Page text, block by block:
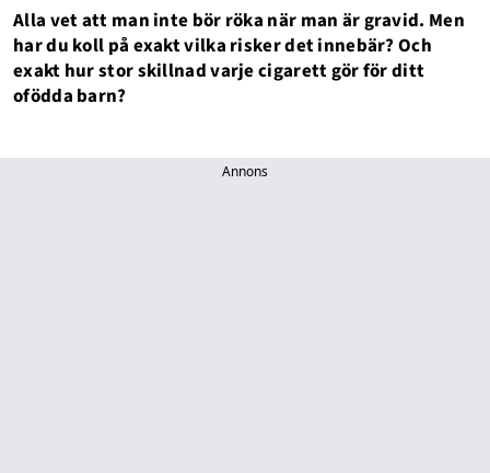
Alla vet att man inte bör röka när man är gravid. Men
har du koll på exakt vilka risker det innebär? Och
exakt hur stor skillnad varje cigarett gör för ditt
ofödda barn?
Annons